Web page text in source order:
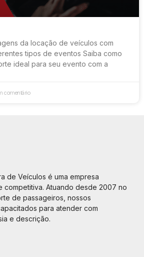
da locação de veículos com
tipos de eventos Saiba como
ideal para seu evento com a
comentário
de Veículos é uma empresa
competitiva. Atuando desde 2007 no
de passageiros, nossos
para atender com
e descrição.